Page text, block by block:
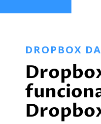
DROPBOX